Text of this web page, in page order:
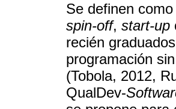
Se definen
spin-off, start-up
recién
programación
(Tobola, 2012,
QualDev-